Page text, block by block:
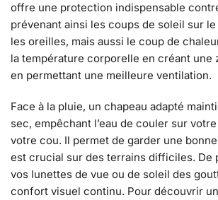
offre une protection indispensable
prévenant ainsi les coups de soleil sur
les oreilles, mais aussi le coup de
la température corporelle en créant une
en permettant une meilleure ventilation.
Face à la pluie, un chapeau adapté
sec, empêchant l’eau de couler sur
votre cou. Il permet de garder une
est crucial sur des terrains difficiles. De
vos lunettes de vue ou de soleil des
confort visuel continu. Pour découvrir